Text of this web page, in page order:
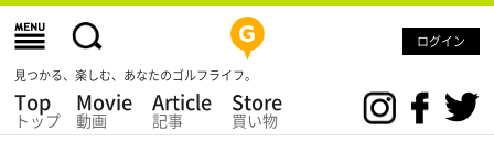
ログイン
見つかる、楽しむ、あなたのゴルフライフ。
Top
トップ
Movie
動画
Article
記事
Store
買い物